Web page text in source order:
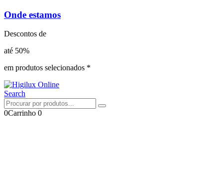
Onde estamos
Descontos de
até 50%
em produtos selecionados *
Search
0Carrinho 0